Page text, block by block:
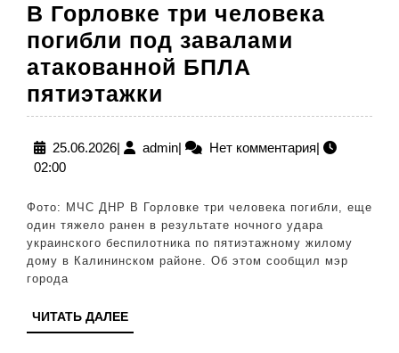
В Горловке три человека
погибли под завалами
атакованной БПЛА
пятиэтажки
Горловке
три
погибли
под
завалами
25.06.202625.06.2026
| adminadmin
| Нет комментария|
02:00
Фото: МЧС ДНР В Горловке три человека погибли, еще
один тяжело ранен в результате ночного удара
украинского беспилотника по пятиэтажному жилому
дому в Калининском районе. Об этом сообщил мэр
города
ЧИТАТЬ ДАЛЕЕЧИТАТЬ
ДАЛЕЕ